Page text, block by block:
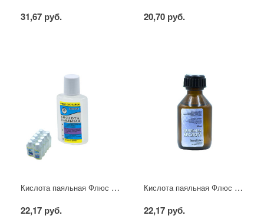
31,67 руб. 20,70 руб.
Кислота паяльная Флюс 30 мл пластик
22,17 руб.
Кислота паяльная Флюс 30 мл стекло
22,17 руб.